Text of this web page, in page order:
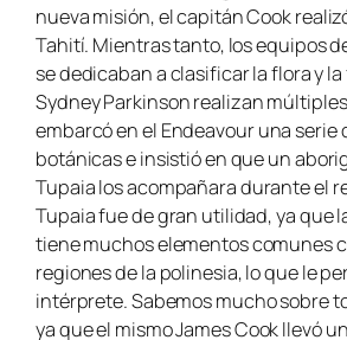
nueva misión, el capitán Cook
Tahití. Mientras tanto, los equipos
se dedicaban a clasificar la flora y
Sydney Parkinson realizan
embarcó en el Endeavouruna serie
botánicas e insistió en que un
Tupaia los acompañara durante el
Tupaia fue de gran utilidad, ya que
tiene muchos elementos comunes
regiones de la polinesia, lo que le
intérprete. Sabemos mucho sobre
ya que el mismo James Cook llevó